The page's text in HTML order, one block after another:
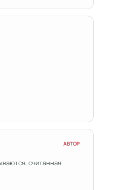
АВТОР
считанная